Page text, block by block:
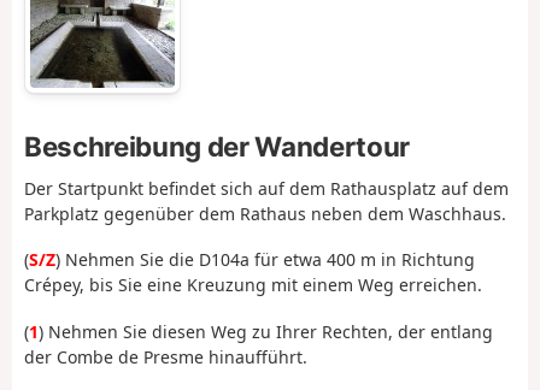
Beschreibung der Wandertour
Der Startpunkt befindet sich auf dem Rathausplatz auf dem
Parkplatz gegenüber dem Rathaus neben dem Waschhaus.
(S/Z) Nehmen Sie die D104a für etwa 400 m in Richtung
Crépey, bis Sie eine Kreuzung mit einem Weg erreichen.
(1) Nehmen Sie diesen Weg zu Ihrer Rechten, der entlang
der Combe de Presme hinaufführt.